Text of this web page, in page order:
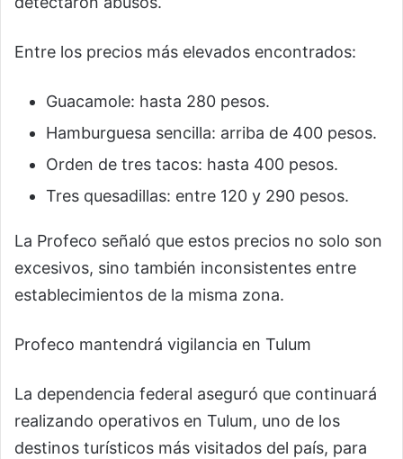
Entre los precios más elevados encontrados:
Guacamole: hasta 280 pesos.
Hamburguesa sencilla: arriba de 400 pesos.
Orden de tres tacos: hasta 400 pesos.
Tres quesadillas: entre 120 y 290 pesos.
La Profeco señaló que estos precios no solo son
excesivos, sino también inconsistentes entre
establecimientos de la misma zona.
Profeco mantendrá vigilancia en Tulum
La dependencia federal aseguró que continuará
realizando operativos en Tulum, uno de los
destinos turísticos más visitados del país, para